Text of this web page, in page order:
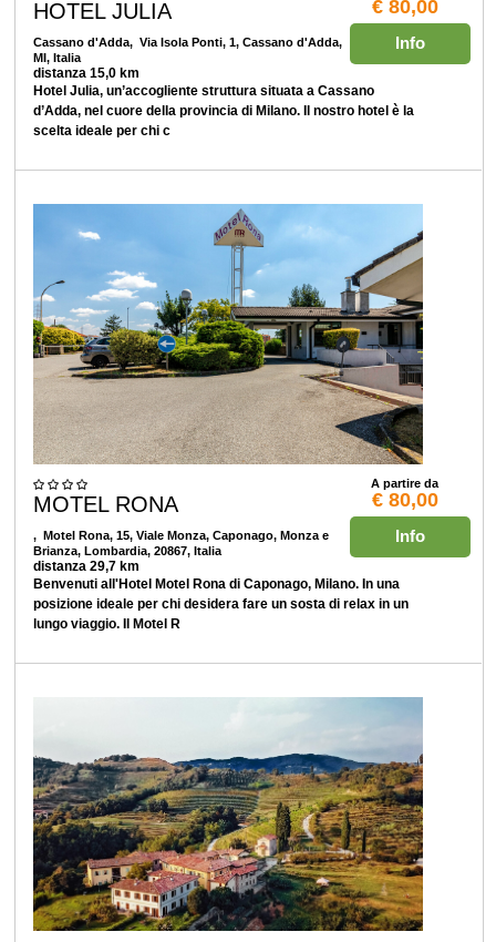
€ 80,00
Info
HOTEL JULIA
Cassano d'Adda, Via Isola Ponti, 1, Cassano d'Adda,
MI, Italia
distanza 15,0 km
Hotel Julia, un’accogliente struttura situata a Cassano
d’Adda, nel cuore della provincia di Milano. Il nostro hotel è la
scelta ideale per chi c
A partire da
€ 80,00
Info
MOTEL RONA
, Motel Rona, 15, Viale Monza, Caponago, Monza e
Brianza, Lombardia, 20867, Italia
distanza 29,7 km
Benvenuti all'Hotel Motel Rona di Caponago, Milano. In una
posizione ideale per chi desidera fare un sosta di relax in un
lungo viaggio. Il Motel R